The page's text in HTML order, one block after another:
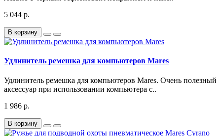
5 044 р.
В корзину
Удлинитель ремешка для компьютеров Mares
Удлинитель ремешка для компьютеров Mares. Очень полезный
аксессуар при использовании компьютера с..
1 986 р.
В корзину